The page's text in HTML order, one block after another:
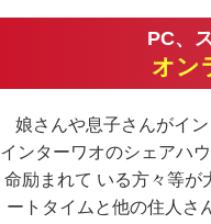
PC、
オン
娘さんや息子さんがイ
インターワオのシェアハ
命励まれて いる方々等が
ートタイムと他の住人さ